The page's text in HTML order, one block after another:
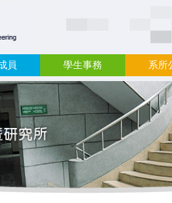
員 學生事務 系所